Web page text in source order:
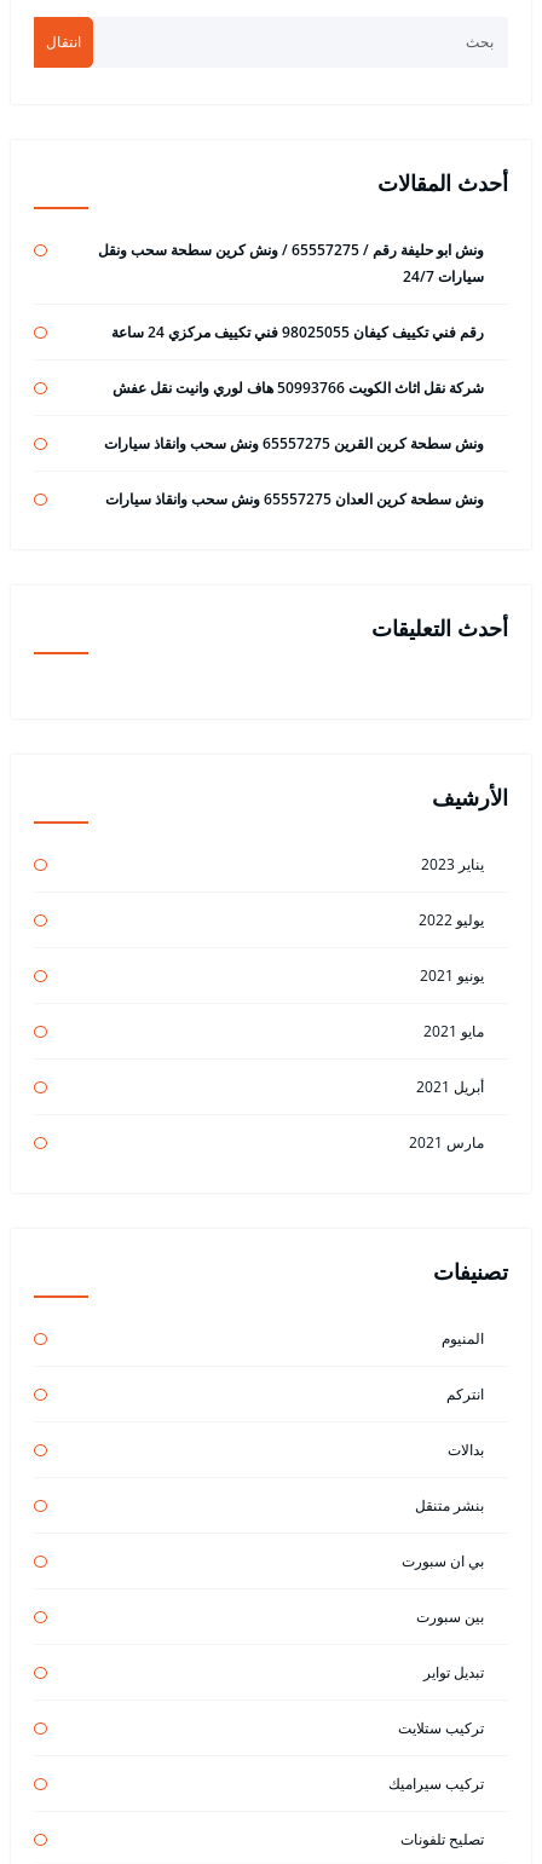
انتقال
أحدث المقالات
ونش ابو حليفة رقم / 65557275 / ونش كرين سطحة سحب ونقل
سيارات 24/7
رقم فني تكييف كيفان 98025055 فني تكييف مركزي 24 ساعة
شركة نقل اثاث الكويت 50993766 هاف لوري وانيت نقل عفش
ونش سطحة كرين القرين 65557275 ونش سحب وانقاذ سيارات
ونش سطحة كرين العدان 65557275 ونش سحب وانقاذ سيارات
أحدث التعليقات
الأرشيف
يناير 2023
يوليو 2022
يونيو 2021
مايو 2021
أبريل 2021
مارس 2021
تصنيفات
المنيوم
انتركم
بدالات
بنشر متنقل
بي ان سبورت
بين سبورت
تبديل تواير
تركيب ستلايت
تركيب سيراميك
تصليح تلفونات